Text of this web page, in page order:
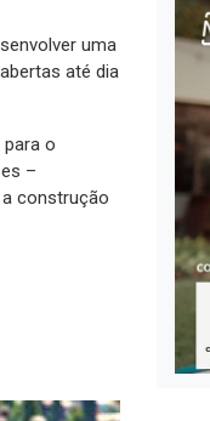
uma
até dia
o
–
construção